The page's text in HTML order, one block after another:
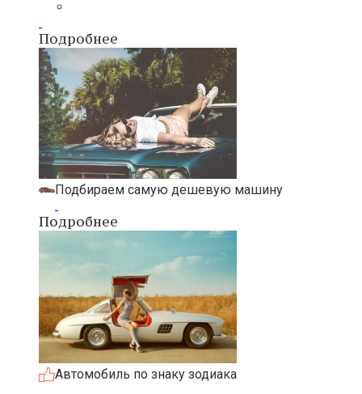
Подробнее
Подбираем самую дешевую машину
Подробнее
Автомобиль по знаку зодиака